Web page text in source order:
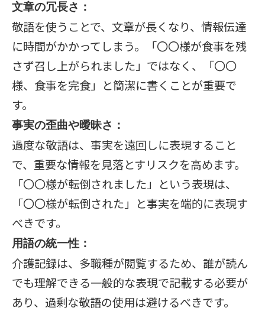
文章の冗長さ：
敬語を使うことで、文章が長くなり、情報伝達
に時間がかかってしまう。「〇〇様が食事を残
さず召し上がられました」ではなく、「〇〇
様、食事を完食」と簡潔に書くことが重要で
す。
事実の歪曲や曖昧さ：
過度な敬語は、事実を遠回しに表現すること
で、重要な情報を見落とすリスクを高めます。
「〇〇様が転倒されました」という表現は、
「〇〇様が転倒された」と事実を端的に表現す
べきです。
用語の統一性：
介護記録は、多職種が閲覧するため、誰が読ん
でも理解できる一般的な表現で記載する必要が
あり、過剰な敬語の使用は避けるべきです。